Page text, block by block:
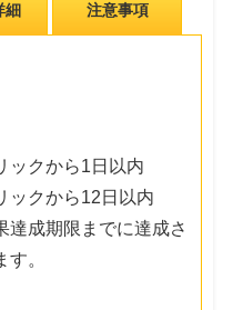
細 注意事項
クから1日以内
ックから12日以内
成期限までに達成さ
。